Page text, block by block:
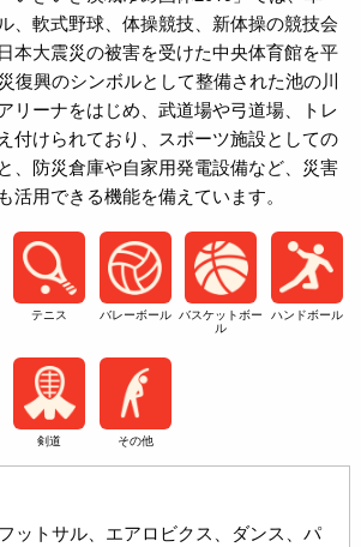
、軟式野球、体操競技、新体操の競技会
本大震災の被害を受けた中央体育館を平
復興のシンボルとして整備された池の川
リーナをはじめ、武道場や弓道場、トレ
付けられており、スポーツ施設としての
、防災倉庫や自家用発電設備など、災害
活用できる機能を備えています。
テニス バレーボール バスケットボー
ル
ハンドボール
剣道 その他
ットサル、エアロビクス、ダンス、パ